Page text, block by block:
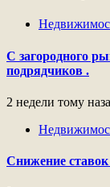
С загородного
подрядчиков .
2 недели тому
Снижение ставок